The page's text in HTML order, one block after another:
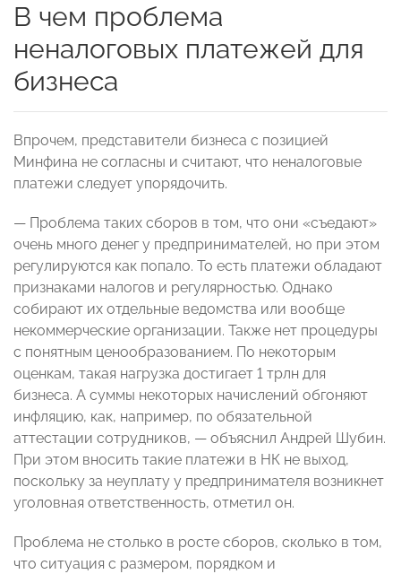
В чем проблема
неналоговых платежей для
бизнеса
Впрочем, представители бизнеса с позицией
Минфина не согласны и считают, что неналоговые
платежи следует упорядочить.
— Проблема таких сборов в том, что они «съедают»
очень много денег у предпринимателей, но при этом
регулируются как попало. То есть платежи обладают
признаками налогов и регулярностью. Однако
собирают их отдельные ведомства или вообще
некоммерческие организации. Также нет процедуры
с понятным ценообразованием. По некоторым
оценкам, такая нагрузка достигает 1 трлн для
бизнеса. А суммы некоторых начислений обгоняют
инфляцию, как, например, по обязательной
аттестации сотрудников, — объяснил Андрей Шубин.
При этом вносить такие платежи в НК не выход,
поскольку за неуплату у предпринимателя возникнет
уголовная ответственность, отметил он.
Проблема не столько в росте сборов, сколько в том,
что ситуация с размером, порядком и